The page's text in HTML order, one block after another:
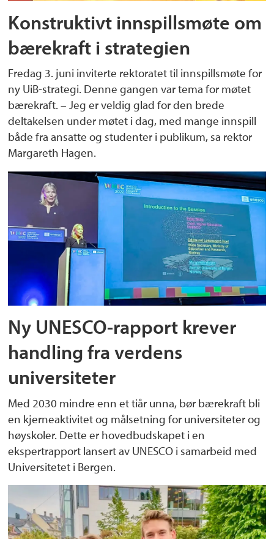
Konstruktivt innspillsmøte om
bærekraft i strategien
Fredag 3. juni inviterte rektoratet til innspillsmøte for
ny UiB-strategi. Denne gangen var tema for møtet
bærekraft. – Jeg er veldig glad for den brede
deltakelsen under møtet i dag, med mange innspill
både fra ansatte og studenter i publikum, sa rektor
Margareth Hagen.
Ny UNESCO-rapport krever
handling fra verdens
universiteter
Med 2030 mindre enn et tiår unna, bør bærekraft bli
en kjerneaktivitet og målsetning for universiteter og
høyskoler. Dette er hovedbudskapet i en
ekspertrapport lansert av UNESCO i samarbeid med
Universitetet i Bergen.